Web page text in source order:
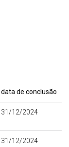
data de conclusão
31/12/2024
31/12/2024